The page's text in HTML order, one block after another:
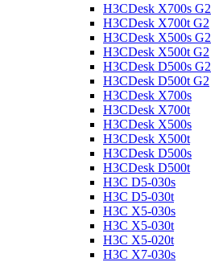
H3CDesk X700s G2
H3CDesk X700t G2
H3CDesk X500s G2
H3CDesk X500t G2
H3CDesk D500s G2
H3CDesk D500t G2
H3CDesk X700s
H3CDesk X700t
H3CDesk X500s
H3CDesk X500t
H3CDesk D500s
H3CDesk D500t
H3C D5-030s
H3C D5-030t
H3C X5-030s
H3C X5-030t
H3C X5-020t
H3C X7-030s